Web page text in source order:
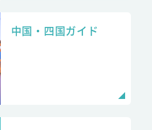
中国・四国ガイド